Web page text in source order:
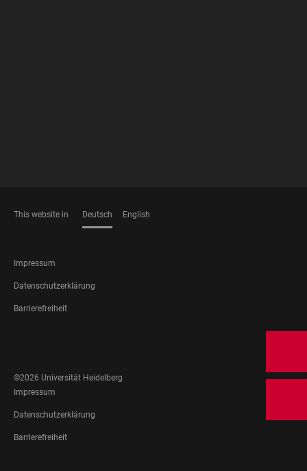
This website in Deutsch English
FOOTER
LEGAL
Impressum
Datenschutzerklärung
Barrierefreiheit
MEDIA
©2026 Universität Heidelberg
FOOTER
LEGAL
Impressum
Datenschutzerklärung
Barrierefreiheit